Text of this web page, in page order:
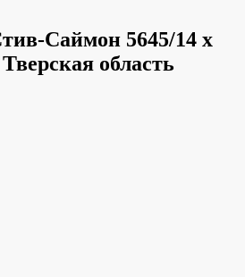
Саймон 5645/14 х
область